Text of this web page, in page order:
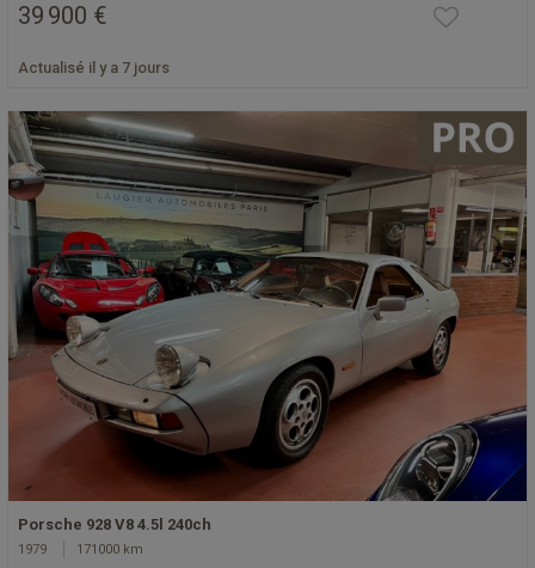
39 900 €
Actualisé il y a 7 jours
Porsche 928 V8 4.5l 240ch
1979 171000 km